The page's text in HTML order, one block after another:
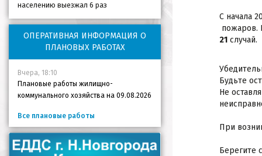
населению выезжал 6 раз
ОПЕРАТИВНАЯ ИНФОРМАЦИЯ О
ПЛАНОВЫХ РАБОТАХ
Вчера, 18:10
Плановые работы жилищно-
коммунального хозяйства на 09.08.2026
Все плановые работы
С начала
пожаров.
21 случай.
Будьте
Не
При
Берегите